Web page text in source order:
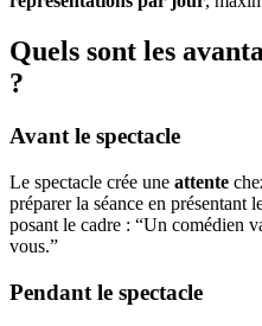
Quels sont les
?
Avant le spectacle
Le spectacle crée une attente
préparer la séance en présentant
posant le cadre : “Un comédien
vous.”
Pendant le spectacle